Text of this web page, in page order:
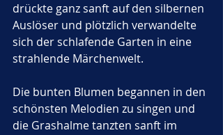
drückte ganz sanft auf den silbernen
Auslöser und plötzlich verwandelte
sich der schlafende Garten in eine
strahlende Märchenwelt.
Die bunten Blumen begannen in den
schönsten Melodien zu singen und
die Grashalme tanzten sanft im